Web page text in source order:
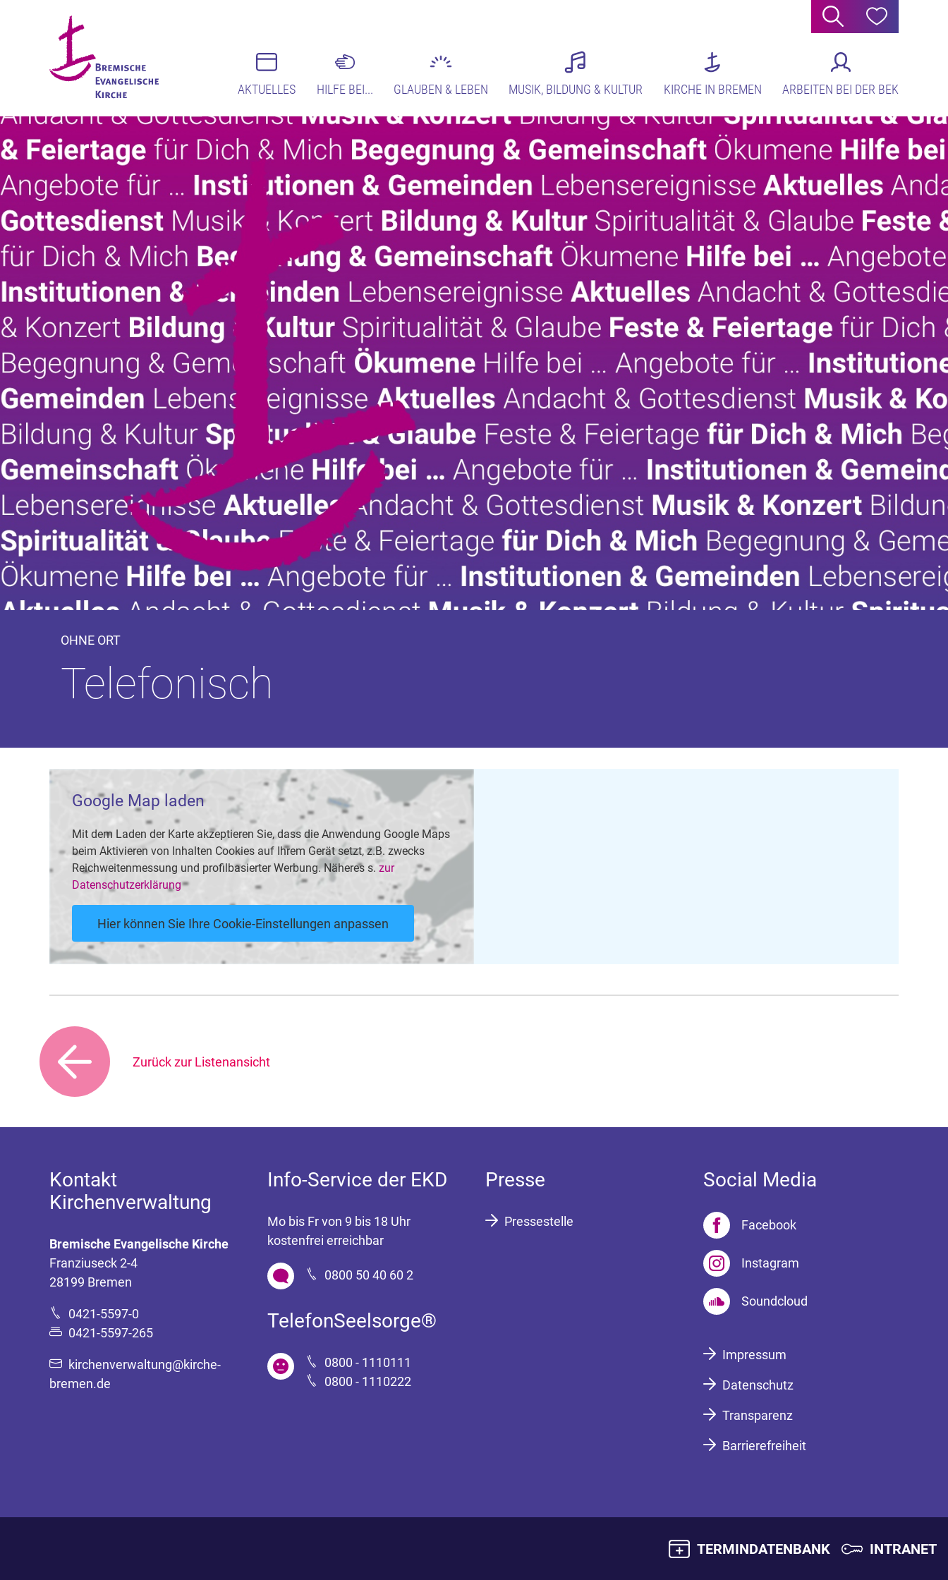
Suche Hilfe
AKTUELLES HILFE BEI... GLAUBEN & LEBEN MUSIK, BILDUNG & KULTUR KIRCHE IN BREMEN ARBEITEN BEI DER BEK
OHNE ORT
Telefonisch
Google Map laden
Mit dem Laden der Karte akzeptieren Sie, dass die Anwendung Google Maps
beim Aktivieren von Inhalten Cookies auf Ihrem Gerät setzt, z.B. zwecks
Reichweitenmessung und profilbasierter Werbung. Näheres s.zur
Datenschutzerklärung
Hier können Sie Ihre Cookie-Einstellungen anpassen
Zurück zur Listenansicht
Kontakt
Kirchenverwaltung
Bremische Evangelische Kirche
Franziuseck 2-4
28199 Bremen
0421-5597-0
0421-5597-265
kirchenverwaltung@kirche-
bremen.de
Info-Service der EKD
Mo bis Fr von 9 bis 18 Uhr
kostenfrei erreichbar
0800 50 40 60 2
TelefonSeelsorge®
0800 - 1110111
0800 - 1110222
Presse
Pressestelle
Social Media
Facebook
Instagram
Soundcloud
Impressum
Datenschutz
Transparenz
Barrierefreiheit
TERMINDATENBANK INTRANET